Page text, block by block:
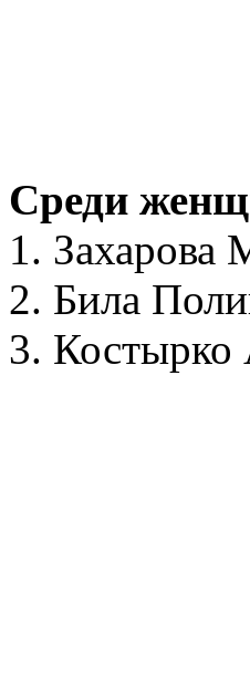
Среди
1. Захарова
2. Била
3. Костырко